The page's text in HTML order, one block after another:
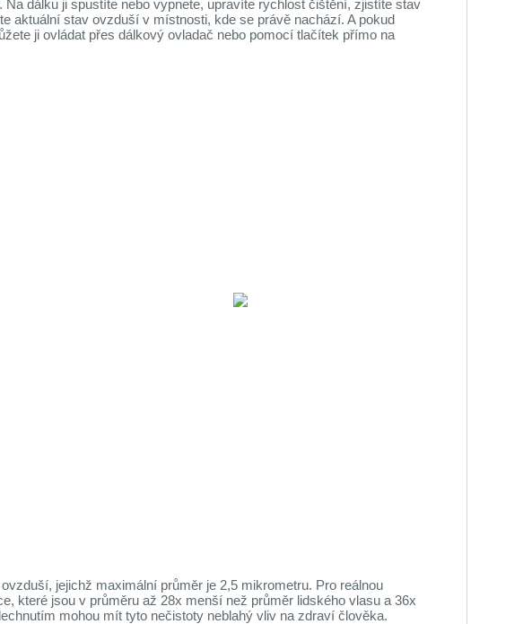
Na dálku ji spustíte nebo vypnete, upravíte rychlost čištění, zjistíte stav
aktuální stav ovzduší v místnosti, kde se právě nachází. A pokud
ji ovládat přes dálkový ovladač nebo pomocí tlačítek přímo na
jejichž maximální průměr je 2,5 mikrometru. Pro reálnou
které jsou v průměru až 28x menší než průměr lidského vlasu a 36x
mohou mít tyto nečistoty neblahý vliv na zdraví člověka.